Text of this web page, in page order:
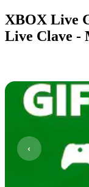
XBOX Live
Live Clave -